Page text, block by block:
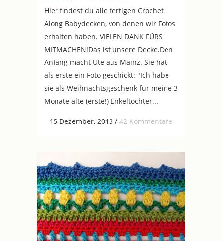
Hier findest du alle fertigen Crochet
Along Babydecken, von denen wir Fotos
erhalten haben. VIELEN DANK FÜRS
MITMACHEN!Das ist unsere Decke.Den
Anfang macht Ute aus Mainz. Sie hat
als erste ein Foto geschickt: "Ich habe
sie als Weihnachtsgeschenk für meine 3
Monate alte (erste!) Enkeltochter...
15 Dezember, 2013 / 42 Kommentare